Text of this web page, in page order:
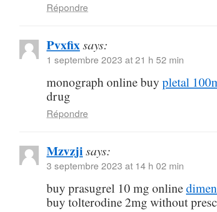
Répondre
Pvxfixsays:
1 septembre 2023 at 21 h 52 min
monograph online buy pletal
drug
Répondre
Mzvzjisays:
3 septembre 2023 at 14 h 02 min
buy prasugrel 10 mg online
buy tolterodine 2mg without